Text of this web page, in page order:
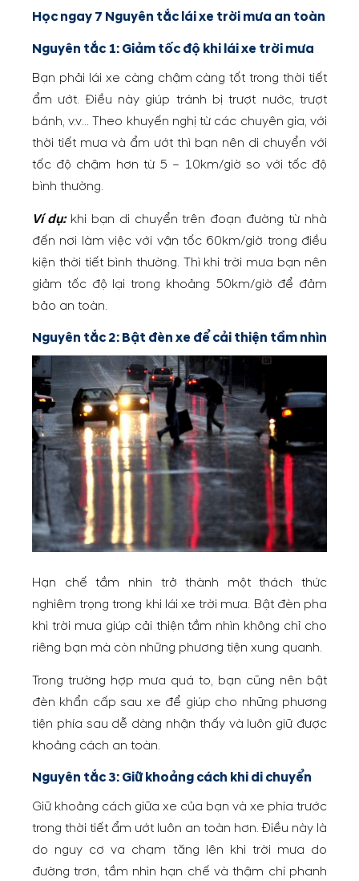
Học ngay 7 Nguyên tắc lái xe trời mưa an toàn
Nguyên tắc 1: Giảm tốc độ khi lái xe trời mưa
Bạn phải lái xe càng chậm càng tốt trong thời tiết
ẩm ướt. Điều này giúp tránh bị trượt nước, trượt
bánh, v.v… Theo khuyến nghị từ các chuyên gia, với
thời tiết mưa và ẩm ướt thì bạn nên di chuyển với
tốc độ chậm hơn từ 5 – 10km/giờ so với tốc độ
bình thường.
Ví dụ:khi bạn di chuyển trên đoạn đường từ nhà
đến nơi làm việc với vận tốc 60km/giờ trong điều
kiện thời tiết bình thường. Thì khi trời mưa bạn nên
giảm tốc độ lại trong khoảng 50km/giờ để đảm
bảo an toàn.
Nguyên tắc 2: Bật đèn xe để cải thiện tầm nhìn
Hạn chế tầm nhìn trở thành một thách thức
nghiêm trọng trong khi lái xe trời mưa. Bật đèn pha
khi trời mưa giúp cải thiện tầm nhìn không chỉ cho
riêng bạn mà còn những phương tiện xung quanh.
Trong trường hợp mưa quá to, bạn cũng nên bật
đèn khẩn cấp sau xe để giúp cho những phương
tiện phía sau dễ dàng nhận thấy và luôn giữ được
khoảng cách an toàn.
Nguyên tắc 3: Giữ khoảng cách khi di chuyển
Giữ khoảng cách giữa xe của bạn và xe phía trước
trong thời tiết ẩm ướt luôn an toàn hơn. Điều này là
do nguy cơ va chạm tăng lên khi trời mưa do
đường trơn, tầm nhìn hạn chế và thậm chí phanh